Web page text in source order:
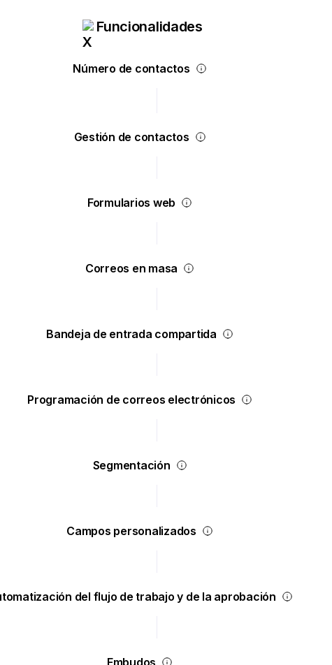
Funcionalidades
Número de contactos
Gestión de contactos
Formularios web
Correos en masa
Bandeja de entrada compartida
Programación de correos electrónicos
Segmentación
Campos personalizados
del flujo de trabajo y de la aprobación
Embudos